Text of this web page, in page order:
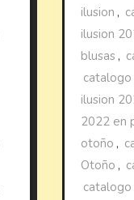
ilusion ,
ilusion
blusas ,
ilusion
2022 en
otoño ,
Otoño ,